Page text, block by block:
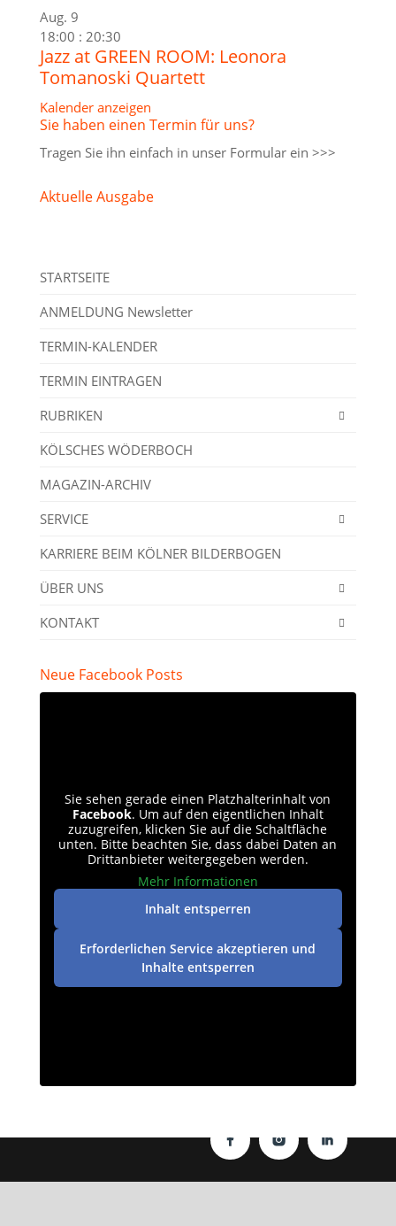
Aug. 9
18:00 : 20:30
Jazz at GREEN ROOM: Leonora
Tomanoski Quartett
Kalender anzeigen
Sie haben einen Termin für uns?
Tragen Sie ihn einfach in unser Formular ein >>>
Aktuelle Ausgabe
STARTSEITE
ANMELDUNG Newsletter
TERMIN-KALENDER
TERMIN EINTRAGEN
RUBRIKEN
KÖLSCHES WÖDERBOCH
MAGAZIN-ARCHIV
SERVICE
KARRIERE BEIM KÖLNER BILDERBOGEN
ÜBER UNS
KONTAKT
Neue Facebook Posts
Sie sehen gerade einen Platzhalterinhalt von
Facebook. Um auf den eigentlichen Inhalt
zuzugreifen, klicken Sie auf die Schaltfläche
unten. Bitte beachten Sie, dass dabei Daten an
Drittanbieter weitergegeben werden.
Mehr Informationen
Inhalt entsperren
Erforderlichen Service akzeptieren und
Inhalte entsperren
Datenschutz|Impressum| © perey-medien